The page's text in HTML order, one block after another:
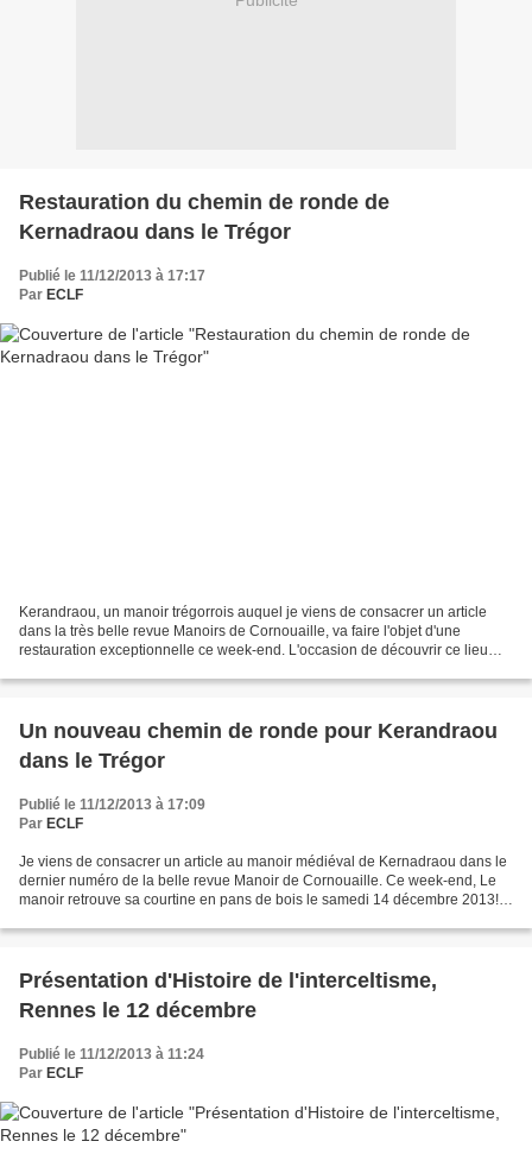
Restauration du chemin de ronde de
Kernadraou dans le Trégor
Publié le 11/12/2013 à 17:17
Par ECLF
Kerandraou, un manoir trégorrois auquel je viens de consacrer un article
dans la très belle revue Manoirs de Cornouaille, va faire l'objet d'une
restauration exceptionnelle ce week-end. L'occasion de découvrir ce lieu
Un nouveau chemin de ronde pour Kerandraou
dans le Trégor
Publié le 11/12/2013 à 17:09
Par ECLF
Je viens de consacrer un article au manoir médiéval de Kernadraou dans le
dernier numéro de la belle revue Manoir de Cornouaille. Ce week-end, Le
manoir retrouve sa courtine en pans de bois le samedi 14 décembre 2013!
Présentation d'Histoire de l'interceltisme,
Rennes le 12 décembre
Publié le 11/12/2013 à 11:24
Par ECLF